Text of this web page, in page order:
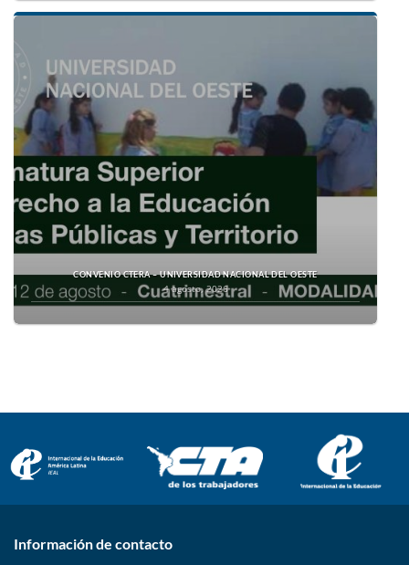
CONVENIO CTERA – UNIVERSIDAD NACIONAL DEL OESTE
4 agosto, 2026
Información de contacto